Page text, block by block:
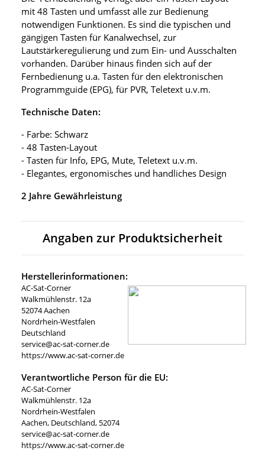
mit 48 Tasten und umfasst alle zur Bedienung
notwendigen Funktionen. Es sind die typischen und
gängigen Tasten für Kanalwechsel, zur
Lautstärkeregulierung und zum Ein- und Ausschalten
vorhanden. Darüber hinaus finden sich auf der
Fernbedienung u.a. Tasten für den elektronischen
Programmguide (EPG), für PVR, Teletext u.v.m.
Technische Daten:
- Farbe: Schwarz
- 48 Tasten-Layout
- Tasten für Info, EPG, Mute, Teletext u.v.m.
- Elegantes, ergonomisches und handliches Design
2 Jahre Gewährleistung
Angaben zur Produktsicherheit
Herstellerinformationen:
AC-Sat-Corner
Walkmühlenstr. 12a
52074 Aachen
Nordrhein-Westfalen
Deutschland
service@ac-sat-corner.de
https://www.ac-sat-corner.de
Verantwortliche Person für die EU:
AC-Sat-Corner
Walkmühlenstr. 12a
Nordrhein-Westfalen
Aachen, Deutschland, 52074
service@ac-sat-corner.de
https://www.ac-sat-corner.de